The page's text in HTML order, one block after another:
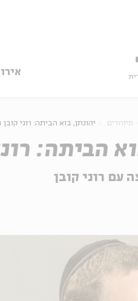
מיוחדים יהונתן, בוא הביתה: רוני קובן
הביתה:
עם רוני קובן